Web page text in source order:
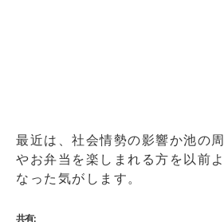
最近は、社会情勢の影響か池の
やお弁当を楽しまれる方を以前
なった気がします。
共有: